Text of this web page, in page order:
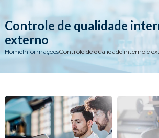
Controle de qualidade
externo
HomeInformaçõesControle de qualidade interno e